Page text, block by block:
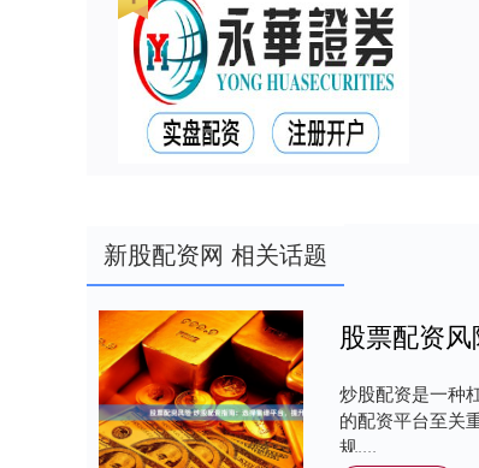
新股配资网 相关话题
股票配资
炒股配资是一种
的配资平台至关
规....